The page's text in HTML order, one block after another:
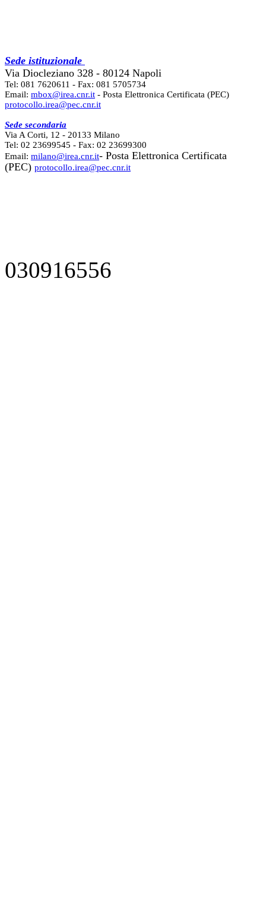
Sede istituzionale
Via Diocleziano 328 - 80124 Napoli
Tel: 081 7620611 - Fax: 081 5705734
Email: mbox@irea.cnr.it - Posta Elettronica Certificata (PEC)
protocollo.irea@pec.cnr.it
Sede secondaria
Via A Corti, 12 - 20133 Milano
Tel: 02 23699545 - Fax: 02 23699300
Email: milano@irea.cnr.it- Posta Elettronica Certificata
(PEC) protocollo.irea@pec.cnr.it
030916556